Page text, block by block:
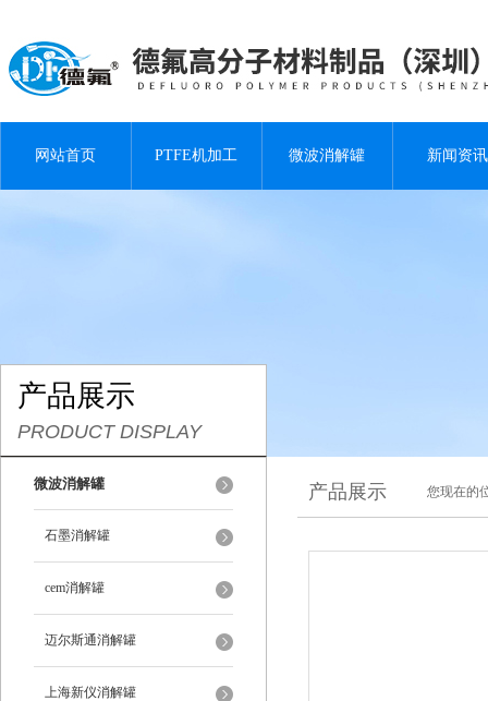
网站首页 PTFE机加工 微波消解罐 新闻资讯
产品展示
PRODUCT DISPLAY
微波消解罐
石墨消解罐
cem消解罐
迈尔斯通消解罐
上海新仪消解罐
产品展示 您现在的